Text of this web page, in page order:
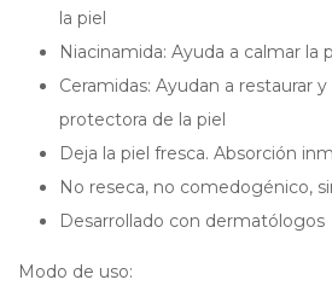
la piel
Niacinamida: Ayuda a calmar la
Ceramidas: Ayudan a restaurar
protectora de la piel
Deja la piel fresca. Absorción
No reseca, no comedogénico,
Desarrollado con dermatólogos
Modo de uso: